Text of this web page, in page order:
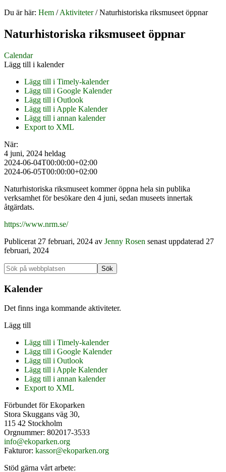
Du är här: Hem / Aktiviteter /Naturhistoriska riksmuseet öppnar
Naturhistoriska riksmuseet öppnar
Calendar
Lägg till i kalender
Lägg till i Timely-kalender
Lägg till i Google Kalender
Lägg till i Outlook
Lägg till i Apple Kalender
Lägg till i annan kalender
Export to XML
När:
4 juni, 2024 heldag
2024-06-04T00:00:00+02:00
2024-06-05T00:00:00+02:00
Naturhistoriska riksmuseet kommer öppna hela sin publika
verksamhet för besökare den 4 juni, sedan museets innertak
åtgärdats.
https://www.nrm.se/
Publicerat 27 februari, 2024 av Jenny Rosen senast uppdaterad 27
februari, 2024
Primärt
sidofält
Sök
på
webbplatsen
Kalender
Det finns inga kommande aktiviteter.
Lägg till
Lägg till i Timely-kalender
Lägg till i Google Kalender
Lägg till i Outlook
Lägg till i Apple Kalender
Lägg till i annan kalender
Export to XML
Footer
Förbundet för Ekoparken
Stora Skuggans väg 30,
115 42 Stockholm
Orgnummer: 802017-3533
info@ekoparken.org
Fakturor: kassor@ekoparken.org
Stöd gärna vårt arbete: